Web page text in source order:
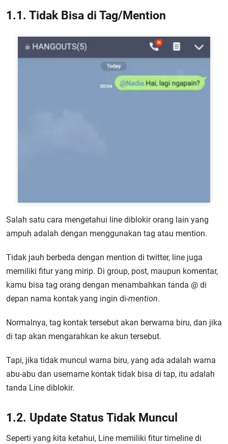
1.1. Tidak Bisa di Tag/Mention
Salah satu cara mengetahui line diblokir orang lain yang
ampuh adalah dengan menggunakan tag atau mention.
Tidak jauh berbeda dengan mention di twitter, line juga
memiliki fitur yang mirip. Di group, post, maupun komentar,
kamu bisa tag orang dengan menambahkan tanda @ di
depan nama kontak yang ingin di-mention.
Normalnya, tag kontak tersebut akan berwarna biru, dan jika
di tap akan mengarahkan ke akun tersebut.
Tapi, jika tidak muncul warna biru, yang ada adalah warna
abu-abu dan username kontak tidak bisa di tap, itu adalah
tanda Line diblokir.
1.2. Update Status Tidak Muncul
Seperti yang kita ketahui, Line memiliki fitur timeline di